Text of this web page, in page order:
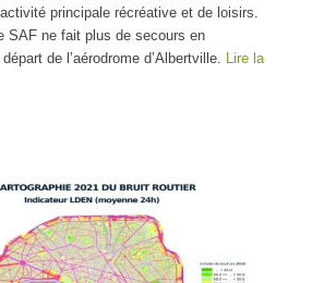
principale récréative et de loisirs.
SAF ne fait plus de secours en
de l’aérodrome d’Albertville. Lire la